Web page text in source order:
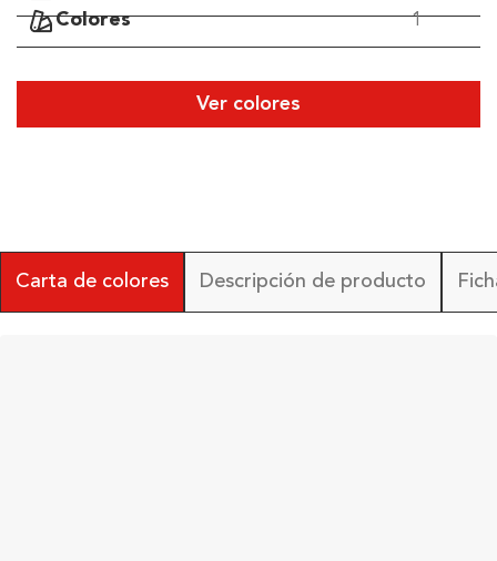
Colores
1
Ver colores
Carta de colores Descripción de producto